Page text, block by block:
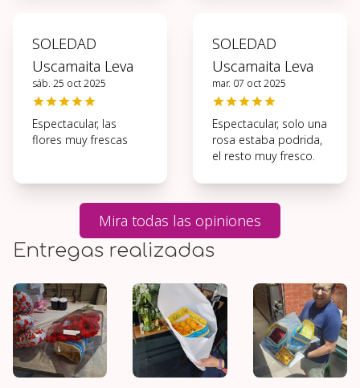
SOLEDAD
Uscamaita Leva
sáb. 25 oct 2025
Espectacular, las
flores muy frescas
SOLEDAD
Uscamaita Leva
mar. 07 oct 2025
Espectacular, solo una
rosa estaba podrida,
el resto muy fresco.
Mira todas las opiniones
Entregas realizadas